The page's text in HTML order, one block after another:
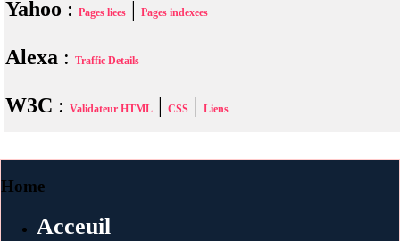
Yahoo : Pages liees Pages indexees
Alexa : Traffic Details
W3C : Validateur HTML CSS Liens
Home
Acceuil